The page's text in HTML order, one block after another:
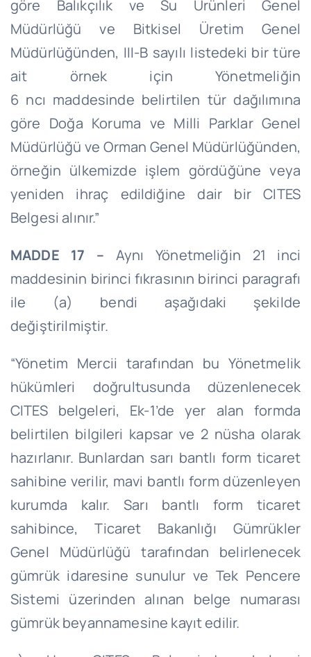
göre Balıkçılık ve Su Ürünleri Genel
Müdürlüğü ve Bitkisel Üretim Genel
Müdürlüğünden, III-B sayılı listedeki bir türe
ait örnek için Yönetmeliğin
6 ncı maddesinde belirtilen tür dağılımına
göre Doğa Koruma ve Milli Parklar Genel
Müdürlüğü ve Orman Genel Müdürlüğünden,
örneğin ülkemizde işlem gördüğüne veya
yeniden ihraç edildiğine dair bir CITES
Belgesi alınır.”
MADDE 17 – Aynı Yönetmeliğin 21 inci
maddesinin birinci fıkrasının birinci paragrafı
ile (a) bendi aşağıdaki şekilde
değiştirilmiştir.
“Yönetim Mercii tarafından bu Yönetmelik
hükümleri doğrultusunda düzenlenecek
CITES belgeleri, Ek-1’de yer alan formda
belirtilen bilgileri kapsar ve 2 nüsha olarak
hazırlanır. Bunlardan sarı bantlı form ticaret
sahibine verilir, mavi bantlı form düzenleyen
kurumda kalır. Sarı bantlı form ticaret
sahibince, Ticaret Bakanlığı Gümrükler
Genel Müdürlüğü tarafından belirlenecek
gümrük idaresine sunulur ve Tek Pencere
Sistemi üzerinden alınan belge numarası
gümrük beyannamesine kayıt edilir.